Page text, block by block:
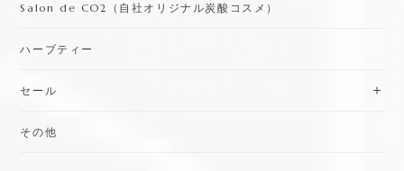
Salon de CO2（自社オリジナル炭酸コスメ）
ハーブティー
セール
その他